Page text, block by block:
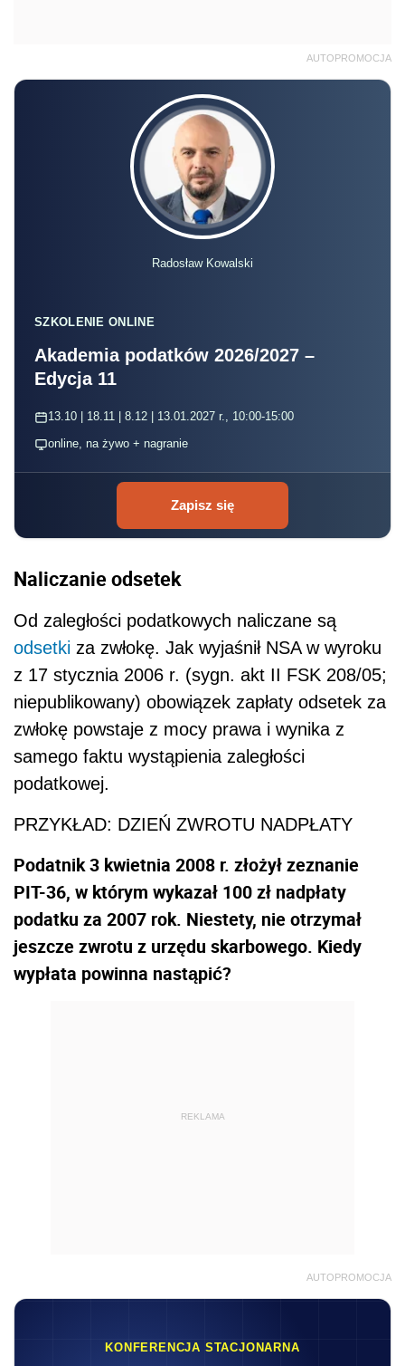
AUTOPROMOCJA
Radosław Kowalski
SZKOLENIE ONLINE
Akademia podatków 2026/2027 –
Edycja 11
13.10 | 18.11 | 8.12 | 13.01.2027 r., 10:00-15:00
online, na żywo + nagranie
Zapisz się
Naliczanie odsetek
Od zaległości podatkowych naliczane są
odsetki za zwłokę. Jak wyjaśnił NSA w wyroku
z 17 stycznia 2006 r. (sygn. akt II FSK 208/05;
niepublikowany) obowiązek zapłaty odsetek za
zwłokę powstaje z mocy prawa i wynika z
samego faktu wystąpienia zaległości
podatkowej.
PRZYKŁAD: DZIEŃ ZWROTU NADPŁATY
Podatnik 3 kwietnia 2008 r. złożył zeznanie
PIT-36, w którym wykazał 100 zł nadpłaty
podatku za 2007 rok. Niestety, nie otrzymał
jeszcze zwrotu z urzędu skarbowego. Kiedy
wypłata powinna nastąpić?
REKLAMA
AUTOPROMOCJA
KONFERENCJA STACJONARNA